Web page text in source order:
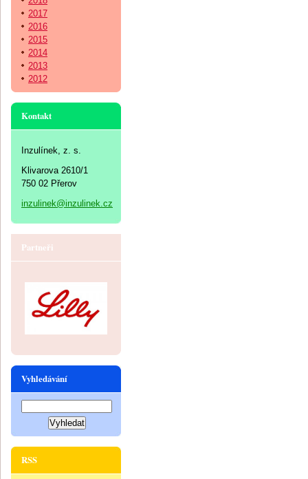
2017
2016
2015
2014
2013
2012
Kontakt
Inzulínek, z. s.
Klivarova 2610/1
750 02 Přerov
inzulinek@inzulinek.cz
Partneři
Vyhledávání
RSS